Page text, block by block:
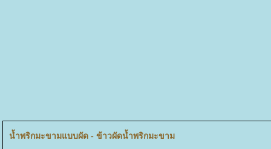
น้ำพริกมะขามแบบผัด - ข้าวผัดน้ำพริกมะขาม